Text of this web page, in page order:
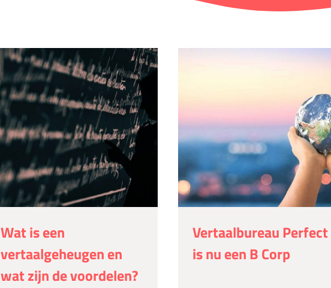
Wat is een
vertaalgeheugen en
wat zijn de voordelen?
Vertaalbureau Perfect
is nu een B Corp